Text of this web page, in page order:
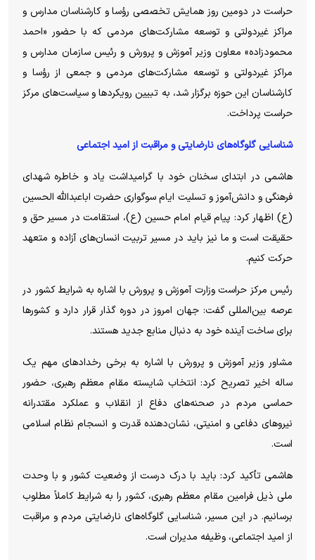
حراست در دومین روز همایش تخصصی رؤسا و کارشناسان مدارس و
مراکز غیردولتی و توسعه مشارکت‌های مردمی که با حضور «احمد
محمودزاده» معاون وزیر آموزش و پرورش و رئیس سازمان مدارس و
مراکز غیردولتی و توسعه مشارکت‌های مردمی و جمعی از رؤسا و
کارشناسان این حوزه برگزار شد، به تبیین رویکرد‌ها و سیاست‌های مرکز
حراست پرداخت.
شناسایی گلوگاه‌های نارضایتی و مراقبت از امید اجتماعی
هاشمی در ابتدای سخنان خود با گرامیداشت یاد و خاطره شهدای
فرهنگی و دانش‌آموز و تسلیت ایام سوگواری حضرت اباعبدالله الحسین
(ع) اظهار کرد: پیام قیام امام حسین (ع)، استقامت در مسیر حق و
حقیقت است و ما نیز باید در مسیر تربیت انسان‌های آزاده و متعهد
حرکت کنیم.
رئیس مرکز حراست وزارت آموزش و پرورش با اشاره به شرایط کشور در
عرصه بین‌المللی گفت: جهان امروز در دوره گذار قرار دارد و کشور‌ها
برای ساخت آینده خود به دنبال منابع جدید هستند.
مشاور وزیر آموزش و پرورش با اشاره به برخی رخداد‌های مهم یک
ساله اخیر تصریح کرد: انتخاب شایسته مقام معظم رهبری، حضور
حماسی مردم در صحنه‌های دفاع از انقلاب و عملکرد مقتدرانه
نیرو‌های دفاعی و امنیتی، نشان‌دهنده قدرت و انسجام نظام اسلامی
است.
هاشمی تأکید کرد: باید با درک درست از وضعیت کشور و با وحدت
ملی ذیل فرامین مقام معظم رهبری، کشور را به شرایط کاملاً مطلوب
برسانیم. در این مسیر، شناسایی گلوگاه‌های نارضایتی مردم و مراقبت
از امید اجتماعی، وظیفه مدیران است.